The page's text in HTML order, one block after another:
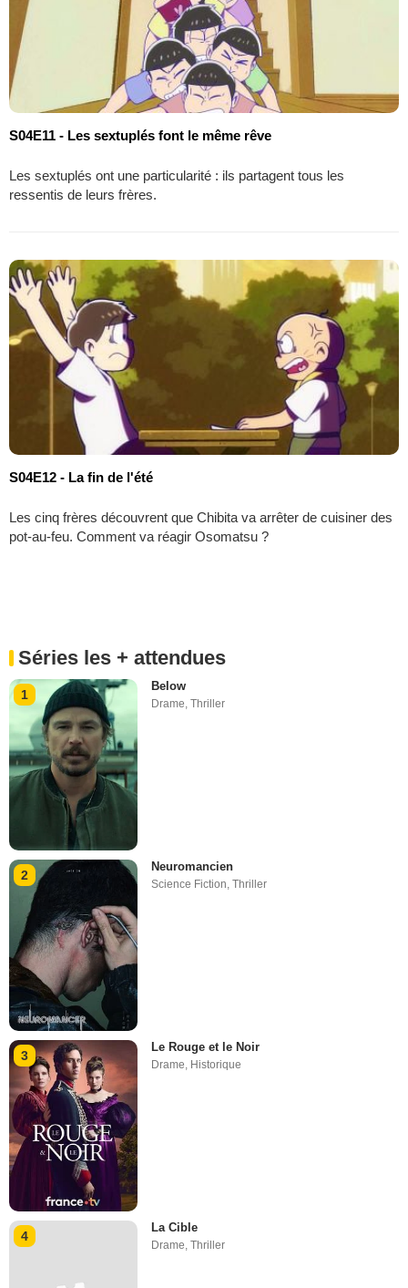
S04E11 - Les sextuplés font le même rêve
Les sextuplés ont une particularité : ils partagent tous les
ressentis de leurs frères.
S04E12 - La fin de l'été
Les cinq frères découvrent que Chibita va arrêter de cuisiner des
pot-au-feu. Comment va réagir Osomatsu ?
Séries les + attendues
1
Below
Drame ,Thriller
2
Neuromancien
Science Fiction,Thriller
3
Le Rouge et le Noir
Drame, Historique
4
La Cible
Drame,Thriller